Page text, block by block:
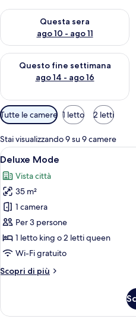
Questa sera
ago 10 - ago 11
Verifica la disponibilità per
Questo fine settimana
ago 14 - ago 16
Verifica la disponibilità per
Filtri
disponibili
per
le
camere
Tutte le camere 1 letto 2 letti
Stai visualizzando 9 su 9 camere
Apri
tutte
le
foto
per
Deluxe
Mode
19
Deluxe Mode
Vista città
35 m²
1 camera
Per 3 persone
1 letto king o 2 letti queen
Wi-Fi gratuito
Scopri di più
Altri
Mode